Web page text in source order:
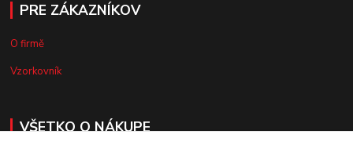
PRE ZÁKAZNÍKOV
O firmě
Vzorkovník
VŠETKO O NÁKUPE